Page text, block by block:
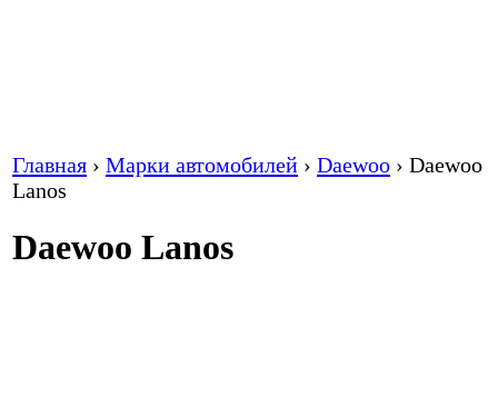
Главная › Марки автомобилей › Daewoo › Daewoo
Lanos
Daewoo Lanos